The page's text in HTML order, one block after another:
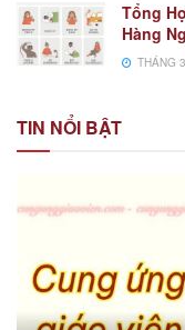
Tổng
Hàng
THÁNG
TIN NỔI BẬT